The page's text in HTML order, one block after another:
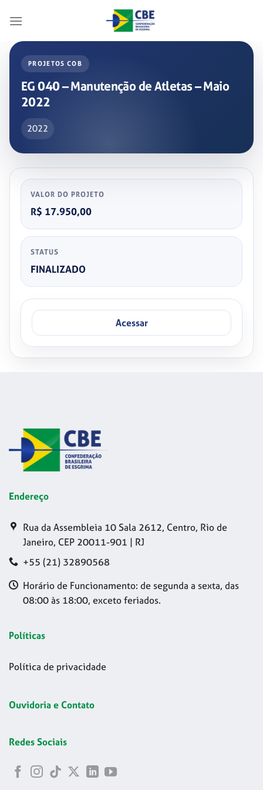
PROJETOS COB
EG 040 – Manutenção de Atletas – Maio
2022
2022
VALOR DO PROJETO
R$ 17.950,00
STATUS
FINALIZADO
Acessar
Endereço
Rua da Assembleia 10 Sala 2612, Centro, Rio de
Janeiro, CEP 20011-901 | RJ
+55 (21) 32890568
Horário de Funcionamento: de segunda a sexta, das
08:00 às 18:00, exceto feriados.
Políticas
Política de privacidade
Ouvidoria e Contato
Redes Sociais